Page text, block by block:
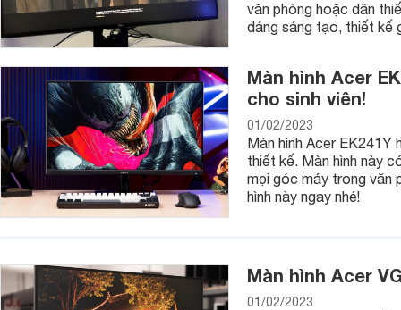
văn phòng hoặc dân
dáng sáng tạo, thiết kế
Màn hình Acer
cho sinh viên!
01/02/2023
Màn hình Acer
thiết kế. Màn hình này
mọi góc máy trong văn
hình này ngay nhé!
Màn hình Acer
01/02/2023